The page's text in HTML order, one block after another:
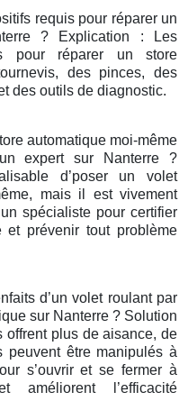
requis pour réparer un
? Explication : Les
pour réparer un store
des pinces, des
des outils de diagnostic.
automatique moi-même
expert sur Nanterre ?
d’poser un volet
mais il est vivement
spécialiste pour certifier
et prévenir tout problème
d’un volet roulant par
sur Nanterre ? Solution
offrent plus de aisance, de
peuvent être manipulés à
s’ouvrir et se fermer à
l’efficacité